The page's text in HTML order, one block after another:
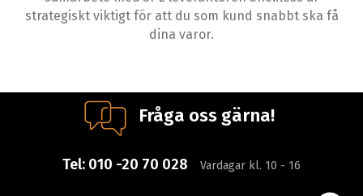
strategiskt viktigt för att du som kund snabbt ska få
dina varor.
Fråga oss gärna!
Tel: 010 -20 70 028 Vardagar kl. 10 - 16